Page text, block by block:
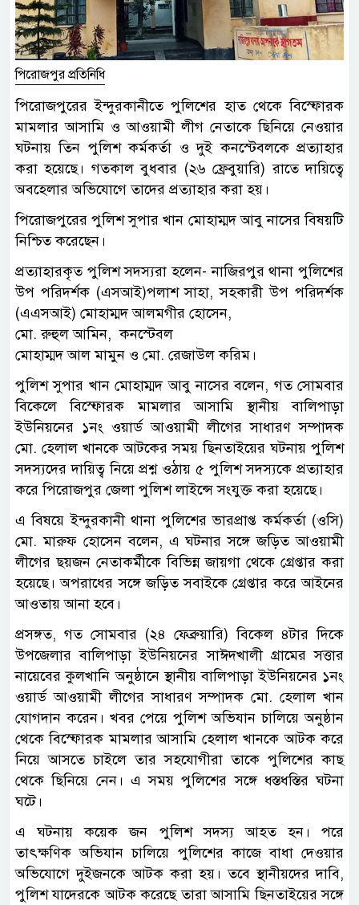
পিরোজপুর প্রতিনিধি
পিরোজপুরের ইন্দুরকানীতে পুলিশের হাত থেকে বিস্ফোরক
মামলার আসামি ও আওয়ামী লীগ নেতাকে ছিনিয়ে নেওয়ার
ঘটনায় তিন পুলিশ কর্মকর্তা ও দুই কনস্টেবলকে প্রত্যাহার
করা হয়েছে। গতকাল বুধবার (২৬ ফ্রেবুয়ারি) রাতে দায়িত্বে
অবহেলার অভিযোগে তাদের প্রত্যাহার করা হয়।
পিরোজপুরের পুলিশ সুপার খান মোহাম্মদ আবু নাসের বিষয়টি
নিশ্চিত করেছেন।
প্রত্যাহারকৃত পুলিশ সদস্যরা হলেন- নাজিরপুর থানা পুলিশের
উপ পরিদর্শক (এসআই)পলাশ সাহা, সহকারী উপ পরিদর্শক
(এএসআই) মোহাম্মদ আলমগীর হোসেন,
মো. রুহুল আমিন, কনস্টেবল
মোহাম্মদ আল মামুন ও মো. রেজাউল করিম।
পুলিশ সুপার খান মোহাম্মদ আবু নাসের বলেন, গত সোমবার
বিকেলে বিস্ফোরক মামলার আসামি স্থানীয় বালিপাড়া
ইউনিয়নের ১নং ওয়ার্ড আওয়ামী লীগের সাধারণ সম্পাদক
মো. হেলাল খানকে আটকের সময় ছিনতাইয়ের ঘটনায় পুলিশ
সদস্যদের দায়িত্ব নিয়ে প্রশ্ন ওঠায় ৫ পুলিশ সদস্যকে প্রত্যাহার
করে পিরোজপুর জেলা পুলিশ লাইন্সে সংযুক্ত করা হয়েছে।
এ বিষয়ে ইন্দুরকানী থানা পুলিশের ভারপ্রাপ্ত কর্মকর্তা (ওসি)
মো. মারুফ হোসেন বলেন, এ ঘটনার সঙ্গে জড়িত আওয়ামী
লীগের ছয়জন নেতাকর্মীকে বিভিন্ন জায়গা থেকে গ্রেপ্তার করা
হয়েছে। অপরাধের সঙ্গে জড়িত সবাইকে গ্রেপ্তার করে আইনের
আওতায় আনা হবে।
প্রসঙ্গত, গত সোমবার (২৪ ফেব্রুয়ারি) বিকেল ৪টার দিকে
উপজেলার বালিপাড়া ইউনিয়নের সাঈদখালী গ্রামের সত্তার
নায়েবের কুলখানি অনুষ্ঠানে স্থানীয় বালিপাড়া ইউনিয়নের ১নং
ওয়ার্ড আওয়ামী লীগের সাধারণ সম্পাদক মো. হেলাল খান
যোগদান করেন। খবর পেয়ে পুলিশ অভিযান চালিয়ে অনুষ্ঠান
থেকে বিস্ফোরক মামলার আসামি হেলাল খানকে আটক করে
নিয়ে আসতে চাইলে তার সহযোগীরা তাকে পুলিশের কাছ
থেকে ছিনিয়ে নেন। এ সময় পুলিশের সঙ্গে ধস্তধস্তির ঘটনা
ঘটে।
এ ঘটনায় কয়েক জন পুলিশ সদস্য আহত হন। পরে
তাৎক্ষণিক অভিযান চালিয়ে পুলিশের কাজে বাধা দেওয়ার
অভিযোগে দুইজনকে আটক করা হয়। তবে স্থানীয়দের দাবি,
পুলিশ যাদেরকে আটক করেছে তারা আসামি ছিনতাইয়ের সঙ্গে